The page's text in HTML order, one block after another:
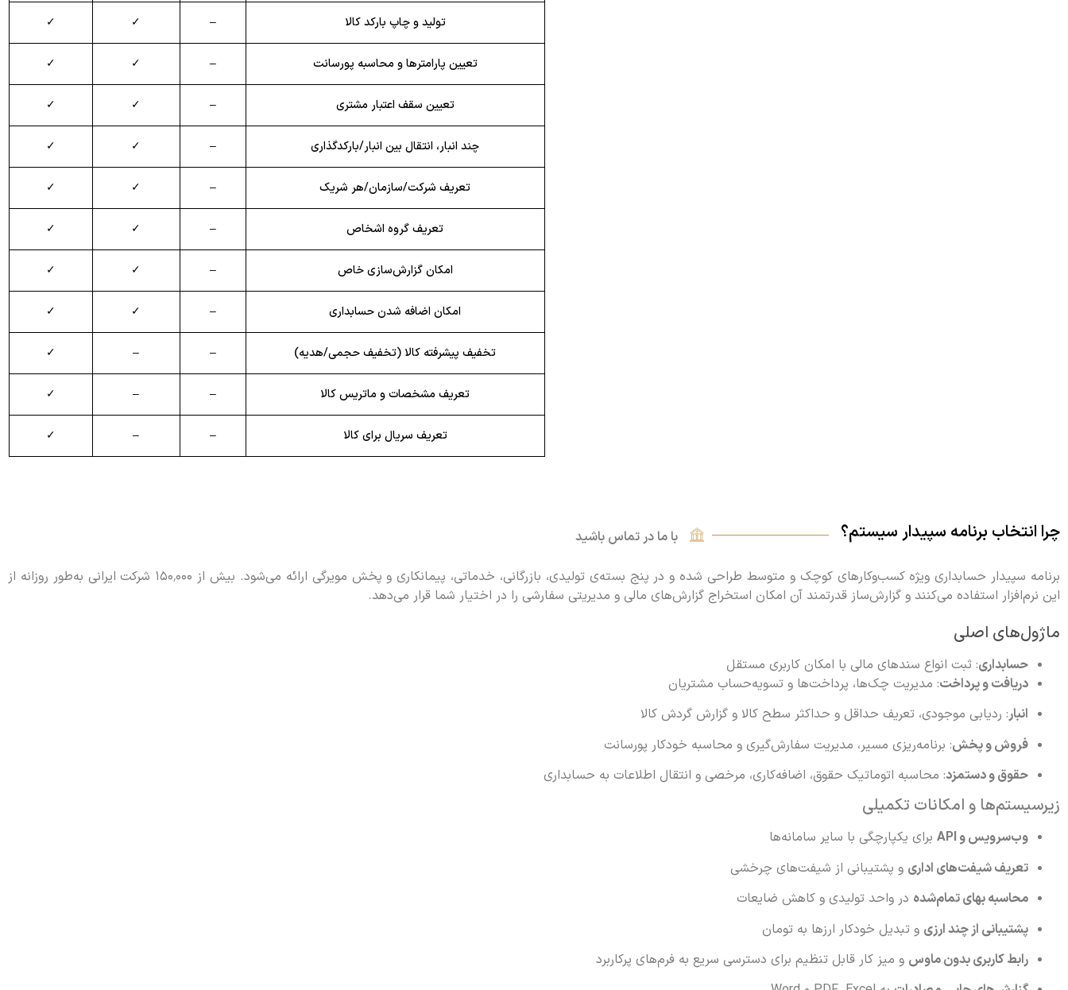
تولید و چاپ بارکد کالا –
✓
✓
تعیین پارامترها و محاسبه پورسانت –
✓
✓
تعیین سقف اعتبار مشتری –
✓
✓
چند انبار، انتقال بین انبار/بارکد‌گذاری –
✓
✓
تعریف شرکت/سازمان/هر شریک –
✓
✓
تعریف گروه اشخاص –
✓
✓
امکان گزارش‌سازی خاص –
✓
✓
امکان اضافه شدن حسابداری –
✓
✓
تخفیف پیشرفته کالا (تخفیف حجمی/هدیه) –
–
✓
تعریف مشخصات و ماتریس کالا –
–
✓
تعریف سریال برای کالا –
–
✓
چرا انتخاب برنامه سپیدار سیستم؟ با ما در تماس باشید
برنامه سپیدار حسابداری ویژه کسب‌وکارهای کوچک و متوسط طراحی شده و در پنج بسته‌ی تولیدی، بازرگانی، خدماتی، پیمانکاری و پخش مویرگی ارائه می‌شود. بیش از ۱۵۰٬۰۰۰ شرکت ایرانی به‌طور روزانه از
این نرم‌افزار استفاده می‌کنند و گزارش‌ساز قدرتمند آن امکان استخراج گزارش‌های مالی و مدیریتی سفارشی را در اختیار شما قرار می‌دهد.
ماژول‌های اصلی
حسابداری: ثبت انواع سندهای مالی با امکان کاربری مستقل
دریافت و پرداخت: مدیریت چک‌ها، پرداخت‌ها و تسویه‌حساب مشتریان
انبار: ردیابی موجودی، تعریف حداقل و حداکثر سطح کالا و گزارش گردش کالا
فروش و پخش: برنامه‌ریزی مسیر، مدیریت سفارش‌گیری و محاسبه خودکار پورسانت
حقوق و دستمزد: محاسبه اتوماتیک حقوق، اضافه‌کاری، مرخصی و انتقال اطلاعات به حسابداری
زیرسیستم‌ها و امکانات تکمیلی
وب‌سرویس و API
برای یکپارچگی با سایر سامانه‌ها
تعریف شیفت‌های اداری و پشتیبانی از شیفت‌های چرخشی
محاسبه بهای تمام‌شده در واحد تولیدی و کاهش ضایعات
پشتیبانی از چند ارزی و تبدیل خودکار ارزها به تومان
رابط کاربری بدون ماوس و میز کار قابل تنظیم برای دسترسی سریع به فرم‌های پرکاربرد